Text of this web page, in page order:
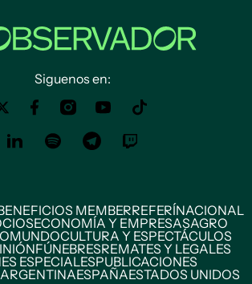
Siguenos en:
MEMBERREFERÍNACIONAL
ECONOMÍA Y EMPRESASAGRO
MUNDOCULTURA Y ESPECTÁCULOS
FÚNEBRESREMATES Y LEGALES
ESPECIALESPUBLICACIONES
ARGENTINAESPAÑAESTADOS UNIDOS